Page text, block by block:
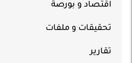
اقتصاد و بورصة
تحقيقات و ملفات
تقارير